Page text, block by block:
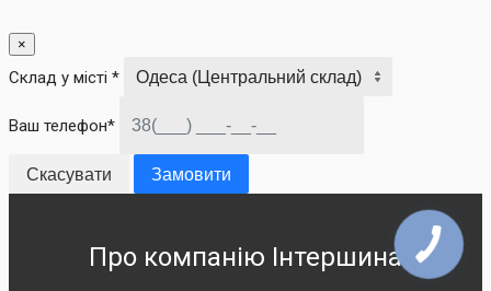
×
Склад у місті *
Ваш телефон*
Скасувати Замовити
Про компанію Інтершина